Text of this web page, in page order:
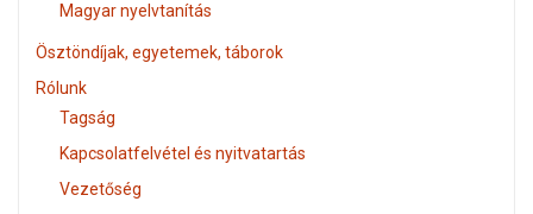
Magyar nyelvtanítás
Ösztöndíjak, egyetemek, táborok
Rólunk
Tagság
Kapcsolatfelvétel és nyitvatartás
Vezetőség